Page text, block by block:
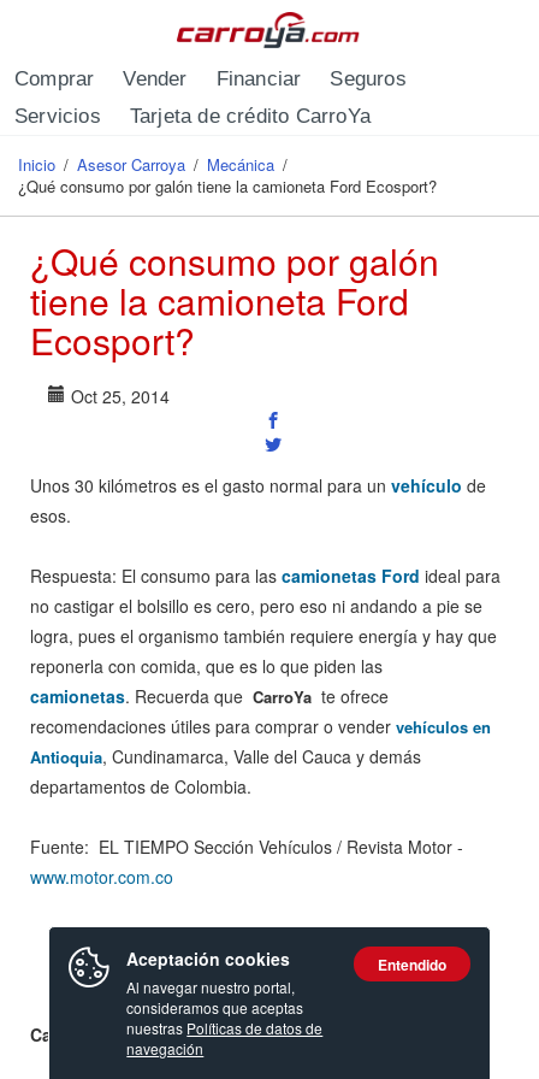
Comprar Vender Financiar
Seguros
Servicios
Tarjeta de crédito CarroYa
Se encuentra usted aquí
Inicio / Asesor Carroya / Mecánica /
¿Qué consumo por galón tiene la camioneta Ford Ecosport?
¿Qué consumo por galón
tiene la camioneta Ford
Ecosport?
Oct 25, 2014
Unos 30 kilómetros es el gasto normal para un vehículo de
esos.
Respuesta: El consumo para las camionetas Ford ideal para
no castigar el bolsillo es cero, pero eso ni andando a pie se
logra, pues el organismo también requiere energía y hay que
reponerla con comida, que es lo que piden las
camionetas. Recuerda que CarroYa te ofrece
recomendaciones útiles para comprar o vender vehículos en
Antioquia, Cundinamarca, Valle del Cauca y demás
departamentos de Colombia.
Fuente: EL TIEMPO Sección Vehículos / Revista Motor -
www.motor.com.co
Calificación:
Aceptación cookies
Al navegar nuestro portal,
consideramos que aceptas
nuestras Políticas de datos de
navegación
Entendido